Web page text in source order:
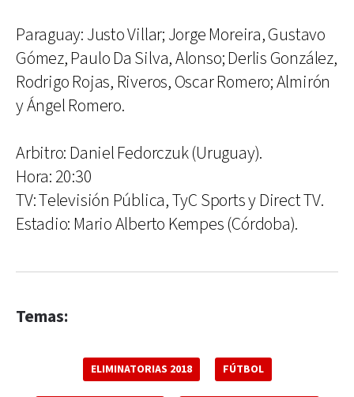
Paraguay: Justo Villar; Jorge Moreira, Gustavo
Gómez, Paulo Da Silva, Alonso; Derlis González,
Rodrigo Rojas, Riveros, Oscar Romero; Almirón
y Ángel Romero.
Arbitro: Daniel Fedorczuk (Uruguay).
Hora: 20:30
TV: Televisión Pública, TyC Sports y Direct TV.
Estadio: Mario Alberto Kempes (Córdoba).
Temas:
ELIMINATORIAS 2018 FÚTBOL